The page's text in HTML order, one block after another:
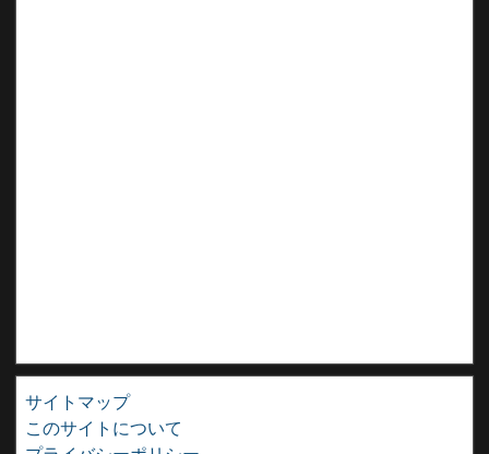
サイトマップ
このサイトについて